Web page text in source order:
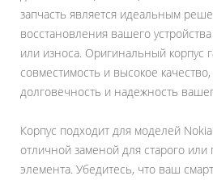
запчасть является идеальным
восстановления вашего
или износа. Оригинальный корпус
совместимость и высокое
долговечность и надежность
Корпус подходит для моделей
отличной заменой для старого
элемента. Убедитесь, что ваш